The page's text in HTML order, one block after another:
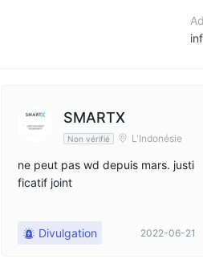
SMARTX
Non vérifié L'Indonésie
ne peut pas wd depuis mars. justi
ficatif joint
Divulgation 2022-06-21